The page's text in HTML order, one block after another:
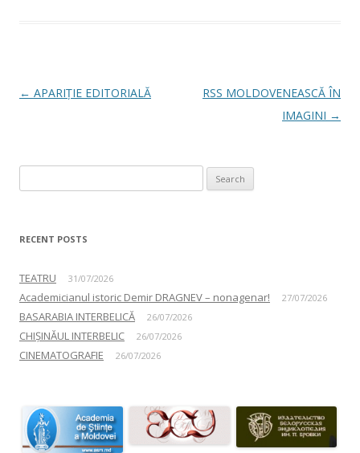
Post navigation
← APARIȚIE EDITORIALĂ
RSS MOLDOVENEASCĂ ÎN
IMAGINI →
RECENT POSTS
TEATRU 31/07/2026
Academicianul istoric Demir DRAGNEV – nonagenar! 27/07/2026
BASARABIA INTERBELICĂ 26/07/2026
CHIȘINĂUL INTERBELIC 26/07/2026
CINEMATOGRAFIE 26/07/2026